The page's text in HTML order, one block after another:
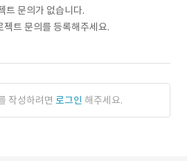
트 문의가 없습니다.
젝트 문의를 등록해주세요.
작성하려면 로그인 해주세요.